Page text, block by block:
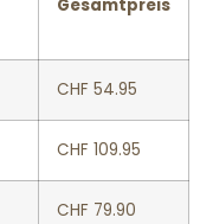
Gesamtpreis
CHF 54.95
CHF 109.95
CHF 79.90